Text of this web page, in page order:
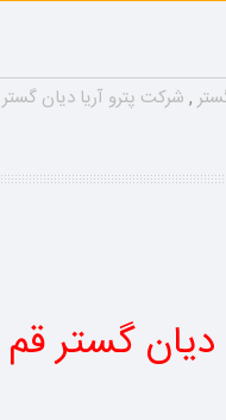
, شرکت پترو آریا دیان گستر
دیان گستر قم